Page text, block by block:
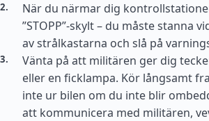
När du närmar dig
”STOPP”-skylt – du måste stanna
av strålkastarna och slå på
Vänta på att militären ger dig
eller en ficklampa. Kör långsamt
inte ur bilen om du inte blir
att kommunicera med militären,